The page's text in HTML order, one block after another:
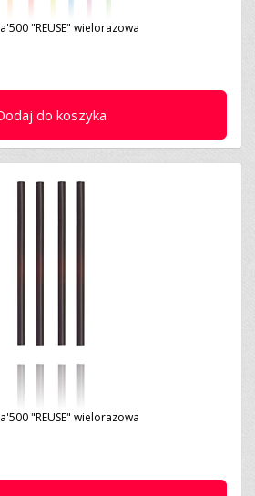
do koszyka
"REUSE" wielorazowa
"REUSE" wielorazowa